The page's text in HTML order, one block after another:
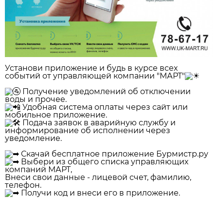
Установи приложение и будь в курсе всех
событий от управляющей компании "МАРТ"
Получение уведомлений об отключении
воды и прочее.
Удобная система оплаты через сайт или
мобильное приложение.
Подача заявок в аварийную службу и
информирование об исполнении через
уведомление.
Скачай бесплатное приложение Бурмистр.ру
Выбери из общего списка управляющих
компаний МАРТ,
Внеси свои данные - лицевой счет, фамилию,
телефон.
Получи код и внеси его в приложение.